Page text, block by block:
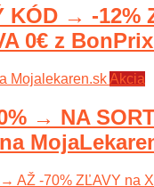
KÓD → -12%
0€ z
Akcia
→ NA